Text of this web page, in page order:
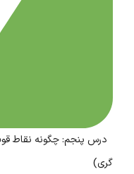
درس پنجم: چگونه نقاط
گری)